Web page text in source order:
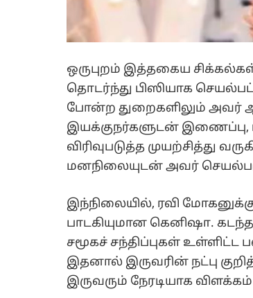
ஒருபுறம் இத்தகைய
தொடர்ந்து பிஸியாக
போன்ற துறைகளிலும் அவர்
இயக்குநர்களுடன்
விரிவுபடுத்த முயற்சித்து
மனநிலையுடன் அவர்
இந்நிலையில், ரவி
பாடகியுமான கெனிஷா.
சமூகச் சந்திப்புகள்
இதனால் இருவரின் நட்பு
இருவரும் நேரடியாக